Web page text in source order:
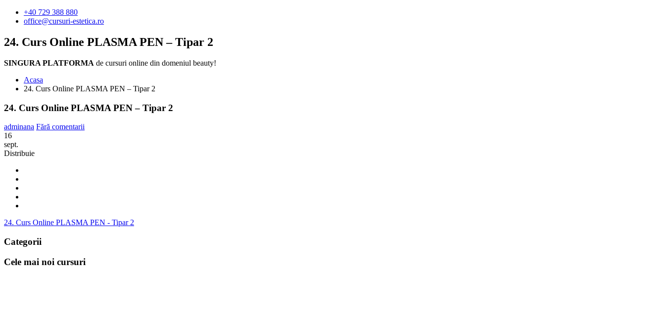
+40 729 388 880
office@cursuri-estetica.ro
24. Curs Online PLASMA PEN – Tipar 2
SINGURA PLATFORMA de cursuri online din domeniul beauty!
Acasa
24. Curs Online PLASMA PEN – Tipar 2
24. Curs Online PLASMA PEN – Tipar 2
adminana Fără comentarii
16
sept.
Distribuie
24. Curs Online PLASMA PEN - Tipar 2
Categorii
Cele mai noi cursuri